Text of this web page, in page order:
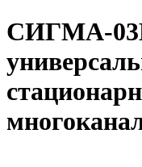
СИГМА-